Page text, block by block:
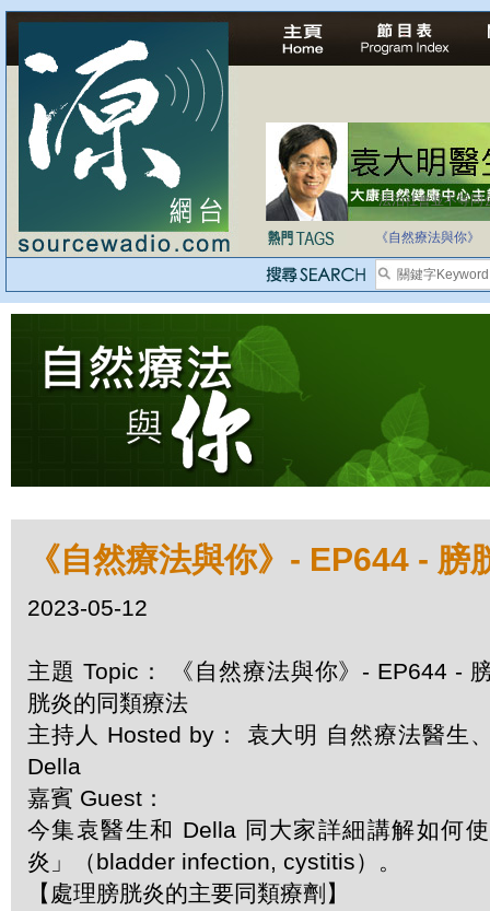
法治社會並不等同
自家教育合法化-
《自然療法與你》
《自然療法與你》- EP644 - 膀
2023-05-12
主題 Topic： 《自然療法與你》- EP644 -
胱炎的同類療法
主持人 Hosted by： 袁大明 自然療法醫生
Della
嘉賓 Guest：
今集袁醫生和 Della 同大家詳細講解如何
炎」（bladder infection, cystitis）。
【處理膀胱炎的主要同類療劑】